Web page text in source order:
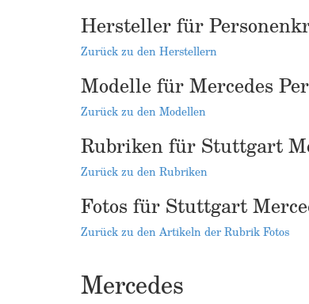
Hersteller für
Zurück zu den Herstellern
Modelle für Mercedes
Zurück zu den Modellen
Rubriken für Stuttgart
Zurück zu den Rubriken
Fotos für Stuttgart
Zurück zu den Artikeln der Rubrik Fotos
Mercedes